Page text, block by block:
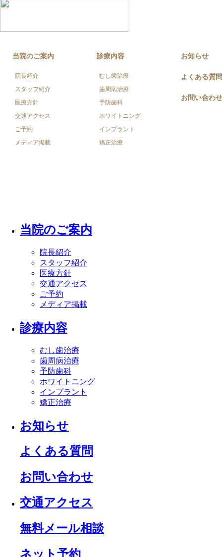
当院のご案内
院長紹介
スタッフ紹介
医療方針
交通アクセス
ご予約
メディア掲載
診療内容
むし歯治療
歯周病治療
予防歯科
ホワイトニング
インプラント
矯正治療
お知らせ
よくある質問
お問い合わせ
当院のご案内
院長紹介
スタッフ紹介
医療方針
交通アクセス
ご予約
メディア掲載
診療内容
むし歯治療
歯周病治療
予防歯科
ホワイトニング
インプラント
矯正治療
お知らせ
よくある質問
お問い合わせ
交通アクセス
無料メール相談
ネット予約